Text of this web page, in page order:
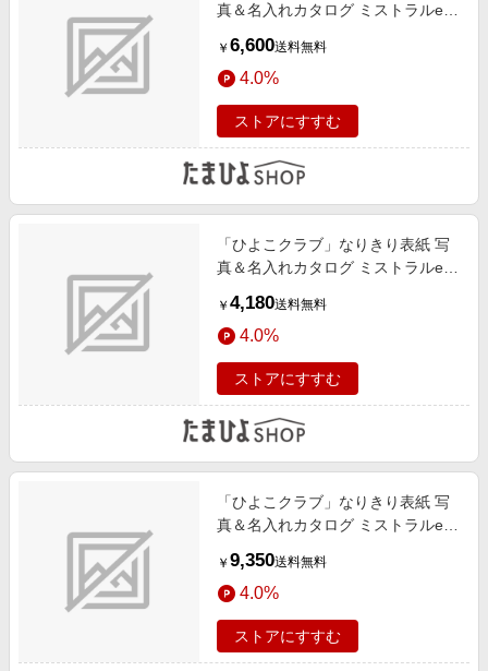
真＆名入れカタログ ミストラルe-
￥ 6,600送料無料
4.0%
ストアにすすむ
「ひよこクラブ」なりきり表紙 写
真＆名入れカタログ ミストラルe-
￥ 4,180送料無料
4.0%
ストアにすすむ
「ひよこクラブ」なりきり表紙 写
真＆名入れカタログ ミストラルe-
￥ 9,350送料無料
4.0%
ストアにすすむ